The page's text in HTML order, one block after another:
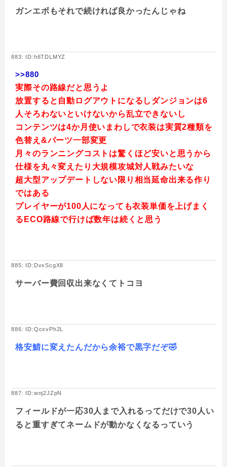
ガンエボもそれで続ければ良かったんじゃね
883: ID:h6TDLMYZ
>>880
実際その路線だと思うよ
放置すると自動ログアウトになるしダンジョンは6
人そろわないといけないから乱立できないし
コンテンツは4か月使いまわしで衣装は実質2種類を
色替え&パーツ一部変更
月々のランニングコストは驚くほど安いと思うから
仕様を丸々変えたり大規模攻城対人戦みたいな
超大型アップデートしない限り相当延命出来る作り
ではある
プレイヤーが100人になっても衣装単価を上げまく
るECO路線で行けば数年は続くと思う
885: ID:DvxScgX8
サーバー費回収出来なくてトコヨ
886: ID:QcxvPh2L
格安鯖に変えたんだから余裕で黒字だぞ🤣
887: ID:wnj2JZpN
フィールドが一応30人まで入れるってだけで30人い
ると重すぎてネームドが動かなくなるっていう